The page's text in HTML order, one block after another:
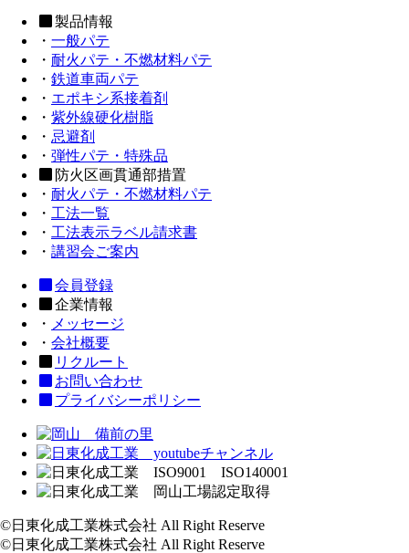
製品情報
・ 一般パテ
・ 耐火パテ・不燃材料パテ
・ 鉄道車両パテ
・ エポキシ系接着剤
・ 紫外線硬化樹脂
・ 忌避剤
・ 弾性パテ・特殊品
防火区画貫通部措置
・ 耐火パテ・不燃材料パテ
・ 工法一覧
・ 工法表示ラベル請求書
・ 講習会ご案内
会員登録
企業情報
・ メッセージ
・ 会社概要
リクルート
お問い合わせ
プライバシーポリシー
©日東化成工業株式会社 All Right Reserve
©日東化成工業株式会社 All Right Reserve